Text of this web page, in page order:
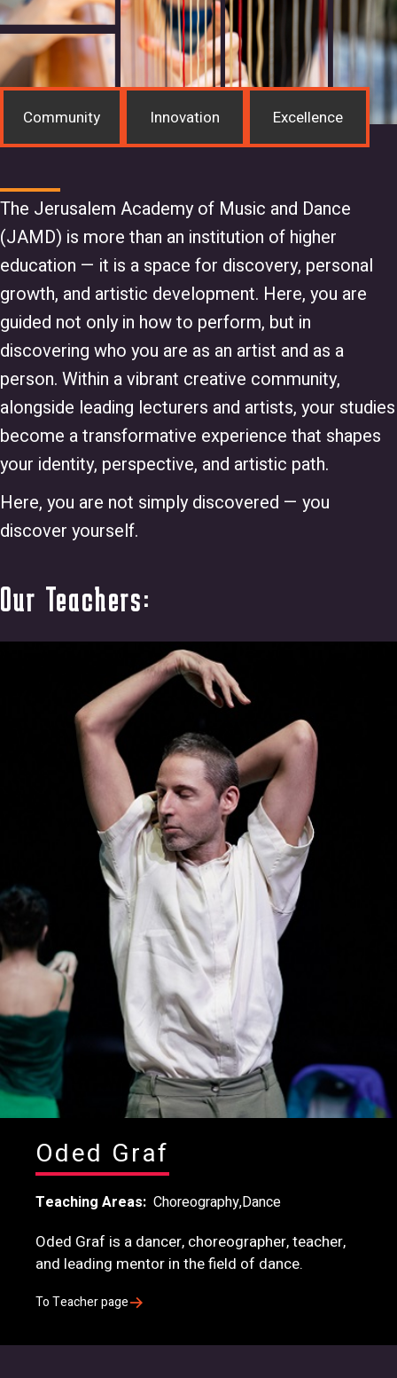
Community Innovation Excellence
The Jerusalem Academy of Music and Dance
(JAMD) is more than an institution of higher
education — it is a space for discovery, personal
growth, and artistic development. Here, you are
guided not only in how to perform, but in
discovering who you are as an artist and as a
person. Within a vibrant creative community,
alongside leading lecturers and artists, your studies
become a transformative experience that shapes
your identity, perspective, and artistic path.
Here, you are not simply discovered — you
discover yourself.
Our Teachers:
Oded Graf
Teaching Areas ChoreographyDance
Oded Graf is a dancer, choreographer, teacher,
and leading mentor in the field of dance.
To Teacher page